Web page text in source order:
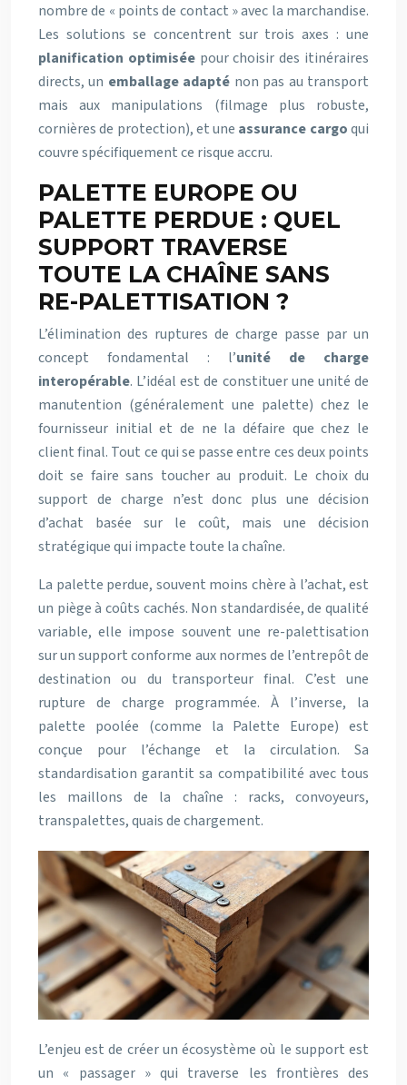
nombre de « points de contact » avec la marchandise.
Les solutions se concentrent sur trois axes : une
planification optimiséepour choisir des itinéraires
directs, un emballage adapté non pas au transport
mais aux manipulations (filmage plus robuste,
cornières de protection), et une assurance cargoqui
couvre spécifiquement ce risque accru.
PALETTE EUROPE OU
PALETTE PERDUE : QUEL
SUPPORT TRAVERSE
TOUTE LA CHAÎNE SANS
RE-PALETTISATION ?
L’élimination des ruptures de charge passe par un
concept fondamental : l’unité de charge
interopérable. L’idéal est de constituer une unité de
manutention (généralement une palette) chez le
fournisseur initial et de ne la défaire que chez le
client final. Tout ce qui se passe entre ces deux points
doit se faire sans toucher au produit. Le choix du
support de charge n’est donc plus une décision
d’achat basée sur le coût, mais une décision
stratégique qui impacte toute la chaîne.
La palette perdue, souvent moins chère à l’achat, est
un piège à coûts cachés. Non standardisée, de qualité
variable, elle impose souvent une re-palettisation
sur un support conforme aux normes de l’entrepôt de
destination ou du transporteur final. C’est une
rupture de charge programmée. À l’inverse, la
palette poolée (comme la Palette Europe) est
conçue pour l’échange et la circulation. Sa
standardisation garantit sa compatibilité avec tous
les maillons de la chaîne : racks, convoyeurs,
transpalettes, quais de chargement.
L’enjeu est de créer un écosystème où le support est
un « passager » qui traverse les frontières des